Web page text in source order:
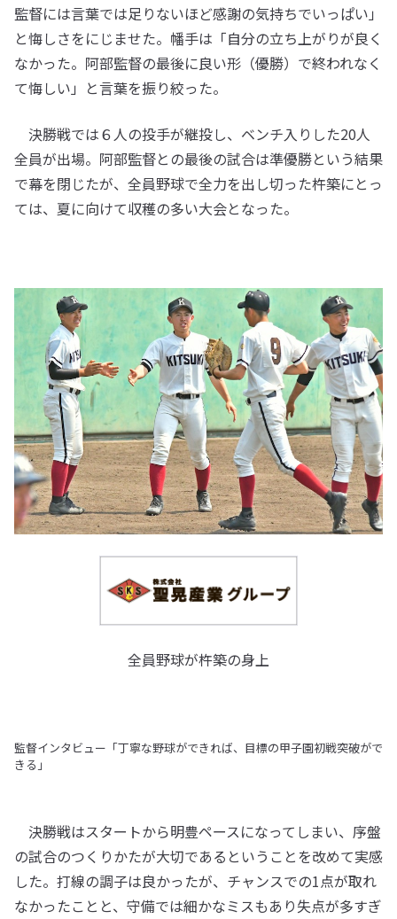
監督には言葉では足りないほど感謝の気持ちでいっぱい」
と悔しさをにじませた。幡手は「自分の立ち上がりが良く
なかった。阿部監督の最後に良い形（優勝）で終われなく
て悔しい」と言葉を振り絞った。
決勝戦では６人の投手が継投し、ベンチ入りした20人
全員が出場。阿部監督との最後の試合は準優勝という結果
で幕を閉じたが、全員野球で全力を出し切った杵築にとっ
ては、夏に向けて収穫の多い大会となった。
全員野球が杵築の身上
監督インタビュー「丁寧な野球ができれば、目標の甲子園初戦突破がで
きる」
決勝戦はスタートから明豊ペースになってしまい、序盤
の試合のつくりかたが大切であるということを改めて実感
した。打線の調子は良かったが、チャンスでの1点が取れ
なかったことと、守備では細かなミスもあり失点が多すぎ